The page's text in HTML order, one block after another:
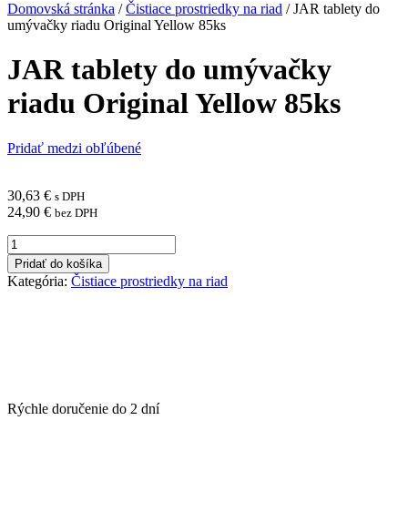
Domovská stránka /Čistiace prostriedky na riad /JAR tablety do
umývačky riadu Original Yellow 85ks
JAR tablety do umývačky
riadu Original Yellow 85ks
Pridať medzi obľúbené
30,63 € s DPH
24,90 € bez DPH
množstvo
JAR
tablety
do
Pridať do košíka
Kategória: Čistiace prostriedky na riad
Rýchle doručenie do 2 dní